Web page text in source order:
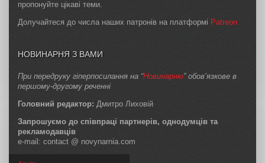
пропонуйте цікаві теми.
Долучайтеся до числа наших патронів на платформі Patreon
НОВИНАРНЯ З ВАМИ
При передруку гіперпосилання на “Новинарню” обов’язкове в
першому-другому реченні
Головний редактор: Дмитро Лиховій
Запрошуємо до співпраці партнерів, однодумців та
рекламодавців
e-mail: contact @ novynarnia.com